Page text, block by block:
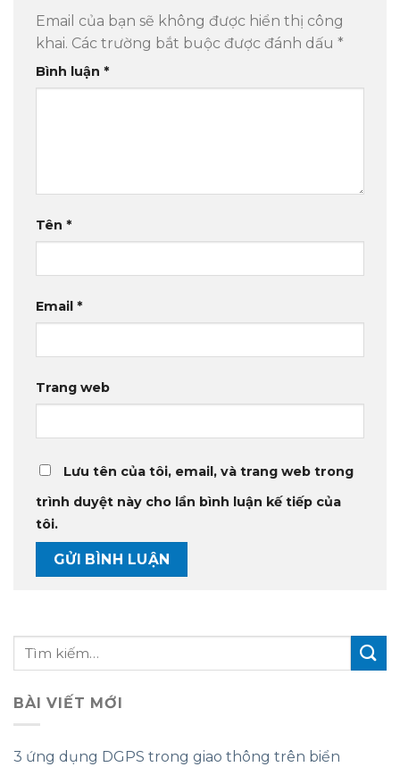
Email của bạn sẽ không được hiển thị công
khai. Các trường bắt buộc được đánh dấu *
Bình luận *
Tên *
Email *
Trang web
Lưu tên của tôi, email, và trang web trong
trình duyệt này cho lần bình luận kế tiếp của
tôi.
BÀI VIẾT MỚI
3 ứng dụng DGPS trong giao thông trên biển